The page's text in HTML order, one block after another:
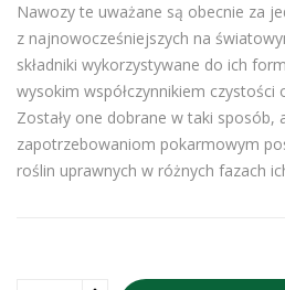
Nawozy te uważane są obecnie za
z najnowocześniejszych na
składniki wykorzystywane do ich
wysokim współczynnikiem czystości
Zostały one dobrane w taki sposób,
zapotrzebowaniom pokarmowym
roślin uprawnych w różnych fazach